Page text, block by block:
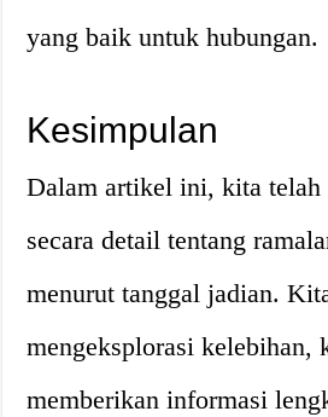
yang baik untuk hubungan.
Kesimpulan
Dalam artikel ini, kita telah
secara detail tentang
menurut tanggal jadian.
mengeksplorasi kelebihan,
memberikan informasi